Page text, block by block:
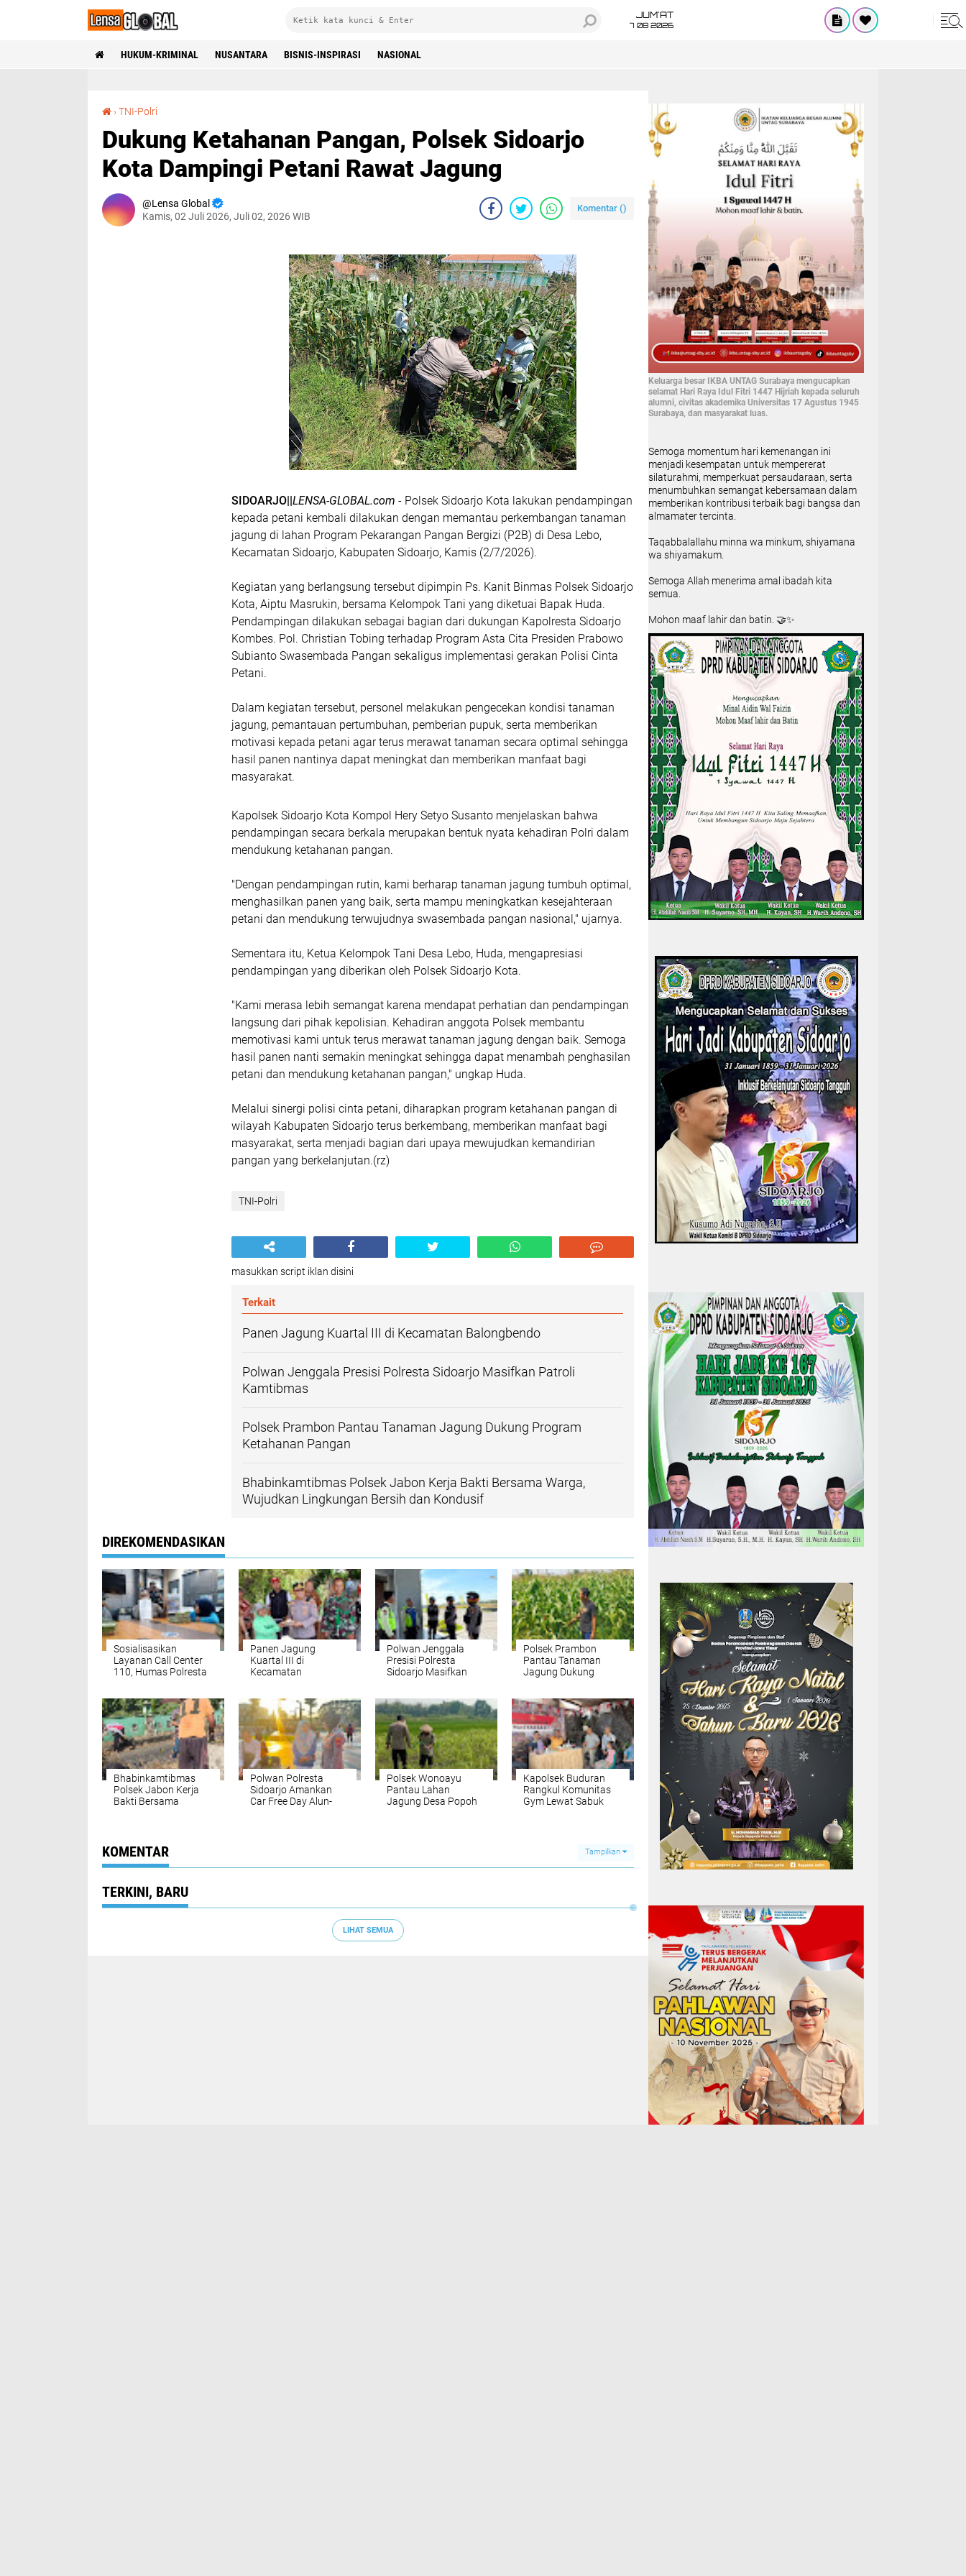
JUM'AT
7 08 2026
HUKUM-KRIMINAL NUSANTARA BISNIS-INSPIRASI NASIONAL
›TNI-Polri
Dukung Ketahanan Pangan, Polsek Sidoarjo
Kota Dampingi Petani Rawat Jagung
Lensa Global
Kamis, 02 Juli 2026, Juli 02, 2026 WIB
Komentar ()
SIDOARJO||LENSA-GLOBAL.com - Polsek Sidoarjo Kota lakukan pendampingan
kepada petani kembali dilakukan dengan memantau perkembangan tanaman
jagung di lahan Program Pekarangan Pangan Bergizi (P2B) di Desa Lebo,
Kecamatan Sidoarjo, Kabupaten Sidoarjo, Kamis (2/7/2026).
Kegiatan yang berlangsung tersebut dipimpin Ps. Kanit Binmas Polsek Sidoarjo
Kota, Aiptu Masrukin, bersama Kelompok Tani yang diketuai Bapak Huda.
Pendampingan dilakukan sebagai bagian dari dukungan Kapolresta Sidoarjo
Kombes. Pol. Christian Tobing terhadap Program Asta Cita Presiden Prabowo
Subianto Swasembada Pangan sekaligus implementasi gerakan Polisi Cinta
Petani.
Dalam kegiatan tersebut, personel melakukan pengecekan kondisi tanaman
jagung, pemantauan pertumbuhan, pemberian pupuk, serta memberikan
motivasi kepada petani agar terus merawat tanaman secara optimal sehingga
hasil panen nantinya dapat meningkat dan memberikan manfaat bagi
masyarakat.
Kapolsek Sidoarjo Kota Kompol Hery Setyo Susanto menjelaskan bahwa
pendampingan secara berkala merupakan bentuk nyata kehadiran Polri dalam
mendukung ketahanan pangan.
"Dengan pendampingan rutin, kami berharap tanaman jagung tumbuh optimal,
menghasilkan panen yang baik, serta mampu meningkatkan kesejahteraan
petani dan mendukung terwujudnya swasembada pangan nasional," ujarnya.
Sementara itu, Ketua Kelompok Tani Desa Lebo, Huda, mengapresiasi
pendampingan yang diberikan oleh Polsek Sidoarjo Kota.
"Kami merasa lebih semangat karena mendapat perhatian dan pendampingan
langsung dari pihak kepolisian. Kehadiran anggota Polsek membantu
memotivasi kami untuk terus merawat tanaman jagung dengan baik. Semoga
hasil panen nanti semakin meningkat sehingga dapat menambah penghasilan
petani dan mendukung ketahanan pangan," ungkap Huda.
Melalui sinergi polisi cinta petani, diharapkan program ketahanan pangan di
wilayah Kabupaten Sidoarjo terus berkembang, memberikan manfaat bagi
masyarakat, serta menjadi bagian dari upaya mewujudkan kemandirian
pangan yang berkelanjutan.(rz)
TNI-Polri
masukkan script iklan disini
Terkait
Panen Jagung Kuartal III di Kecamatan Balongbendo
Polwan Jenggala Presisi Polresta Sidoarjo Masifkan Patroli
Kamtibmas
Polsek Prambon Pantau Tanaman Jagung Dukung Program
Ketahanan Pangan
Bhabinkamtibmas Polsek Jabon Kerja Bakti Bersama Warga,
Wujudkan Lingkungan Bersih dan Kondusif
DIREKOMENDASIKAN
Sosialisasikan
Layanan Call Center
110, Humas Polresta
Piramida
Panen Jagung
Kuartal III di
Kecamatan
Polwan Jenggala
Presisi Polresta
Sidoarjo Masifkan
Polsek Prambon
Pantau Tanaman
Jagung Dukung
Bhabinkamtibmas
Polsek Jabon Kerja
Bakti Bersama
Polwan Polresta
Sidoarjo Amankan
Car Free Day Alun-
Polsek Wonoayu
Pantau Lahan
Jagung Desa Popoh
Kapolsek Buduran
Rangkul Komunitas
Gym Lewat Sabuk
KOMENTAR Tampilkan
TERKINI, BARU
LIHAT SEMUA
Keluarga besar IKBA UNTAG Surabaya mengucapkan
selamat Hari Raya Idul Fitri 1447 Hijriah kepada seluruh
alumni, civitas akademika Universitas 17 Agustus 1945
Surabaya, dan masyarakat luas.
Semoga momentum hari kemenangan ini
menjadi kesempatan untuk mempererat
silaturahmi, memperkuat persaudaraan, serta
menumbuhkan semangat kebersamaan dalam
memberikan kontribusi terbaik bagi bangsa dan
almamater tercinta.
Taqabbalallahu minna wa minkum, shiyamana
wa shiyamakum.
Semoga Allah menerima amal ibadah kita
semua.
Mohon maaf lahir dan batin. 🤝✨